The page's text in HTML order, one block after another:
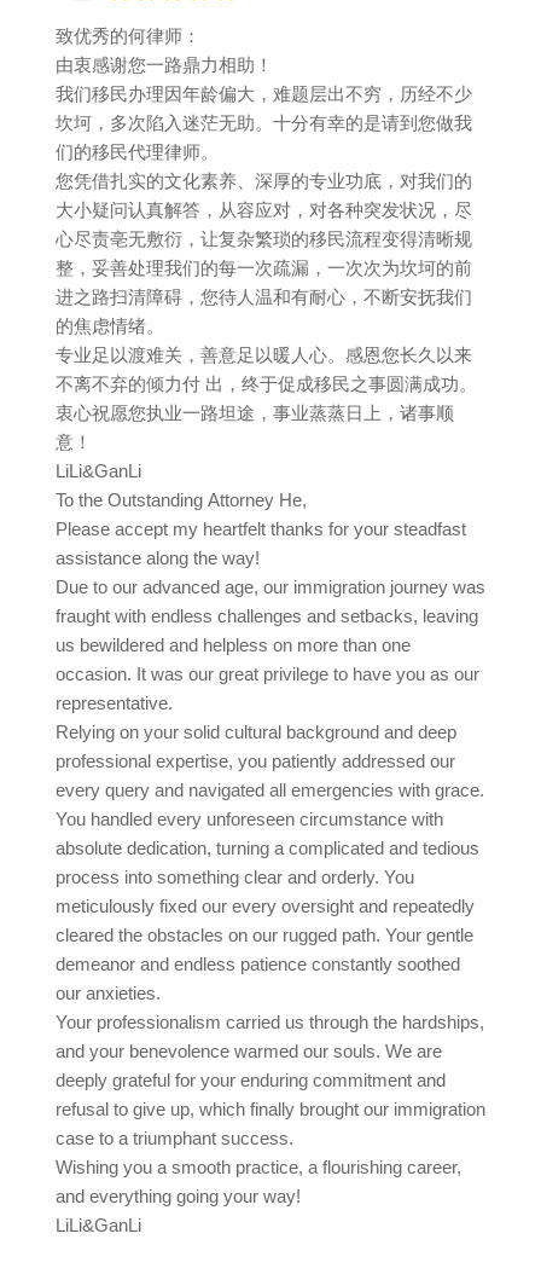
致优秀的何律师：
由衷感谢您一路鼎力相助！
我们移民办理因年龄偏大，难题层出不穷，历经不少
坎坷，多次陷入迷茫无助。十分有幸的是请到您做我
们的移民代理律师。
您凭借扎实的文化素养、深厚的专业功底，对我们的
大小疑问认真解答，从容应对，对各种突发状况，尽
心尽责亳无敷衍，让复杂繁琐的移民流程变得清晰规
整，妥善处理我们的每一次疏漏，一次次为坎坷的前
进之路扫清障碍，您待人温和有耐心，不断安抚我们
的焦虑情绪。
专业足以渡难关，善意足以暖人心。感恩您长久以来
不离不弃的倾力付 出，终于促成移民之事圆满成功。
衷心祝愿您执业一路坦途，事业蒸蒸日上，诸事顺
意！
LiLi&GanLi
To the Outstanding Attorney He,
Please accept my heartfelt thanks for your steadfast
assistance along the way!
Due to our advanced age, our immigration journey was
fraught with endless challenges and setbacks, leaving
us bewildered and helpless on more than one
occasion. It was our great privilege to have you as our
representative.
Relying on your solid cultural background and deep
professional expertise, you patiently addressed our
every query and navigated all emergencies with grace.
You handled every unforeseen circumstance with
absolute dedication, turning a complicated and tedious
process into something clear and orderly. You
meticulously fixed our every oversight and repeatedly
cleared the obstacles on our rugged path. Your gentle
demeanor and endless patience constantly soothed
our anxieties.
Your professionalism carried us through the hardships,
and your benevolence warmed our souls. We are
deeply grateful for your enduring commitment and
refusal to give up, which finally brought our immigration
case to a triumphant success.
Wishing you a smooth practice, a flourishing career,
and everything going your way!
LiLi&GanLi